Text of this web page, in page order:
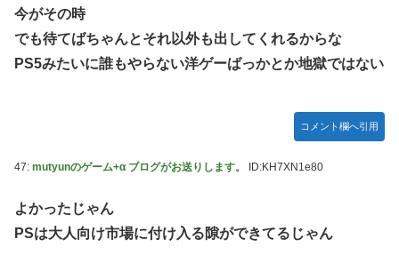
今がその時
でも待てばちゃんとそれ以外も出してくれるからな
PS5みたいに誰もやらない洋ゲーばっかとか地獄ではない
コメント欄へ引用
47: mutyunのゲーム+α ブログがお送りします。 ID:KH7XN1e80
よかったじゃん
PSは大人向け市場に付け入る隙ができてるじゃん